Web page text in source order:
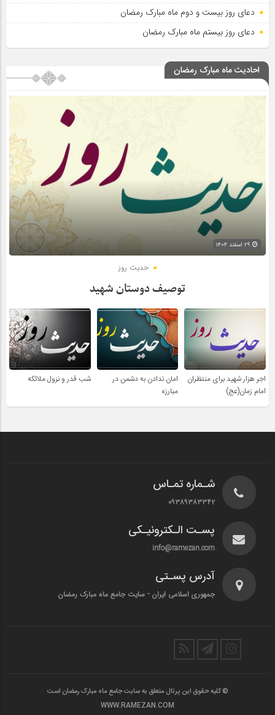
دعای روز بیست و دوم ماه مبارک رمضان
دعای روز بیستم ماه مبارک رمضان
احادیث ماه مبارک رمضان
حدیث روز
توصیف دوستان شهید
اجر هزار شهید برای منتظران
امام زمان(عج)
امان ندادن به دشمن در
مبارزه
شب قدر و نزول ملائکه
شـماره تمـاس
۰۹۳۸۹۳۸۳۳۴۲
پسـت الـکترونیـکی
info@ramezan.com
آدرس پسـتی
جمهوری اسلامی ایران - سایت جامع ماه مبارک رمضان
© کلیه حقوق این پرتال متعلق به سایت جامع ماه مبارک رمضان است
WWW.RAMEZAN.COM